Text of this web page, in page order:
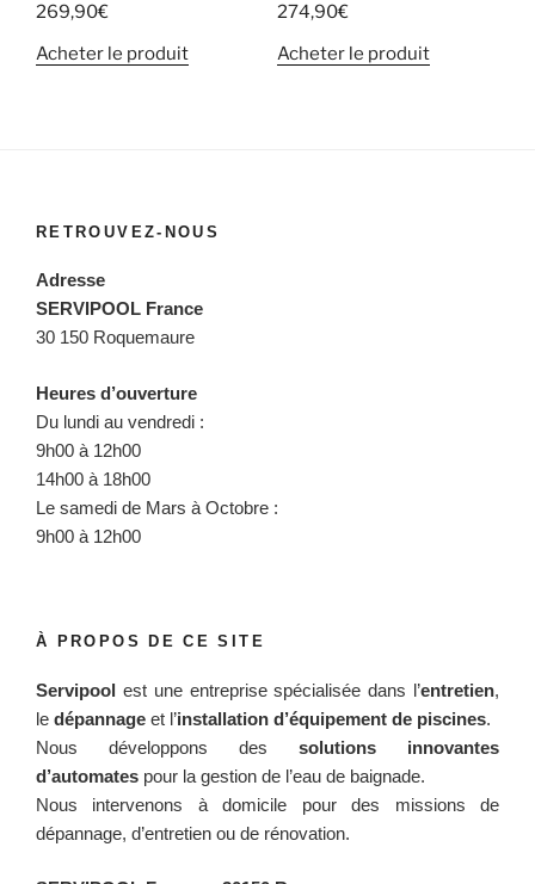
269,90€
Acheter le produit
274,90€
Acheter le produit
RETROUVEZ-NOUS
Adresse
SERVIPOOL France
30 150 Roquemaure
Heures d’ouverture
Du lundi au vendredi :
9h00 à 12h00
14h00 à 18h00
Le samedi de Mars à Octobre :
9h00 à 12h00
À PROPOS DE CE SITE
Servipool est une entreprise spécialisée dans l’entretien,
le dépannage et l’installation d’équipement de piscines.
Nous développons des solutions innovantes
d’automates pour la gestion de l’eau de baignade.
Nous intervenons à domicile pour des missions de
dépannage, d’entretien ou de rénovation.